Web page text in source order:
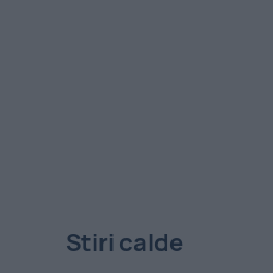
Stiri calde